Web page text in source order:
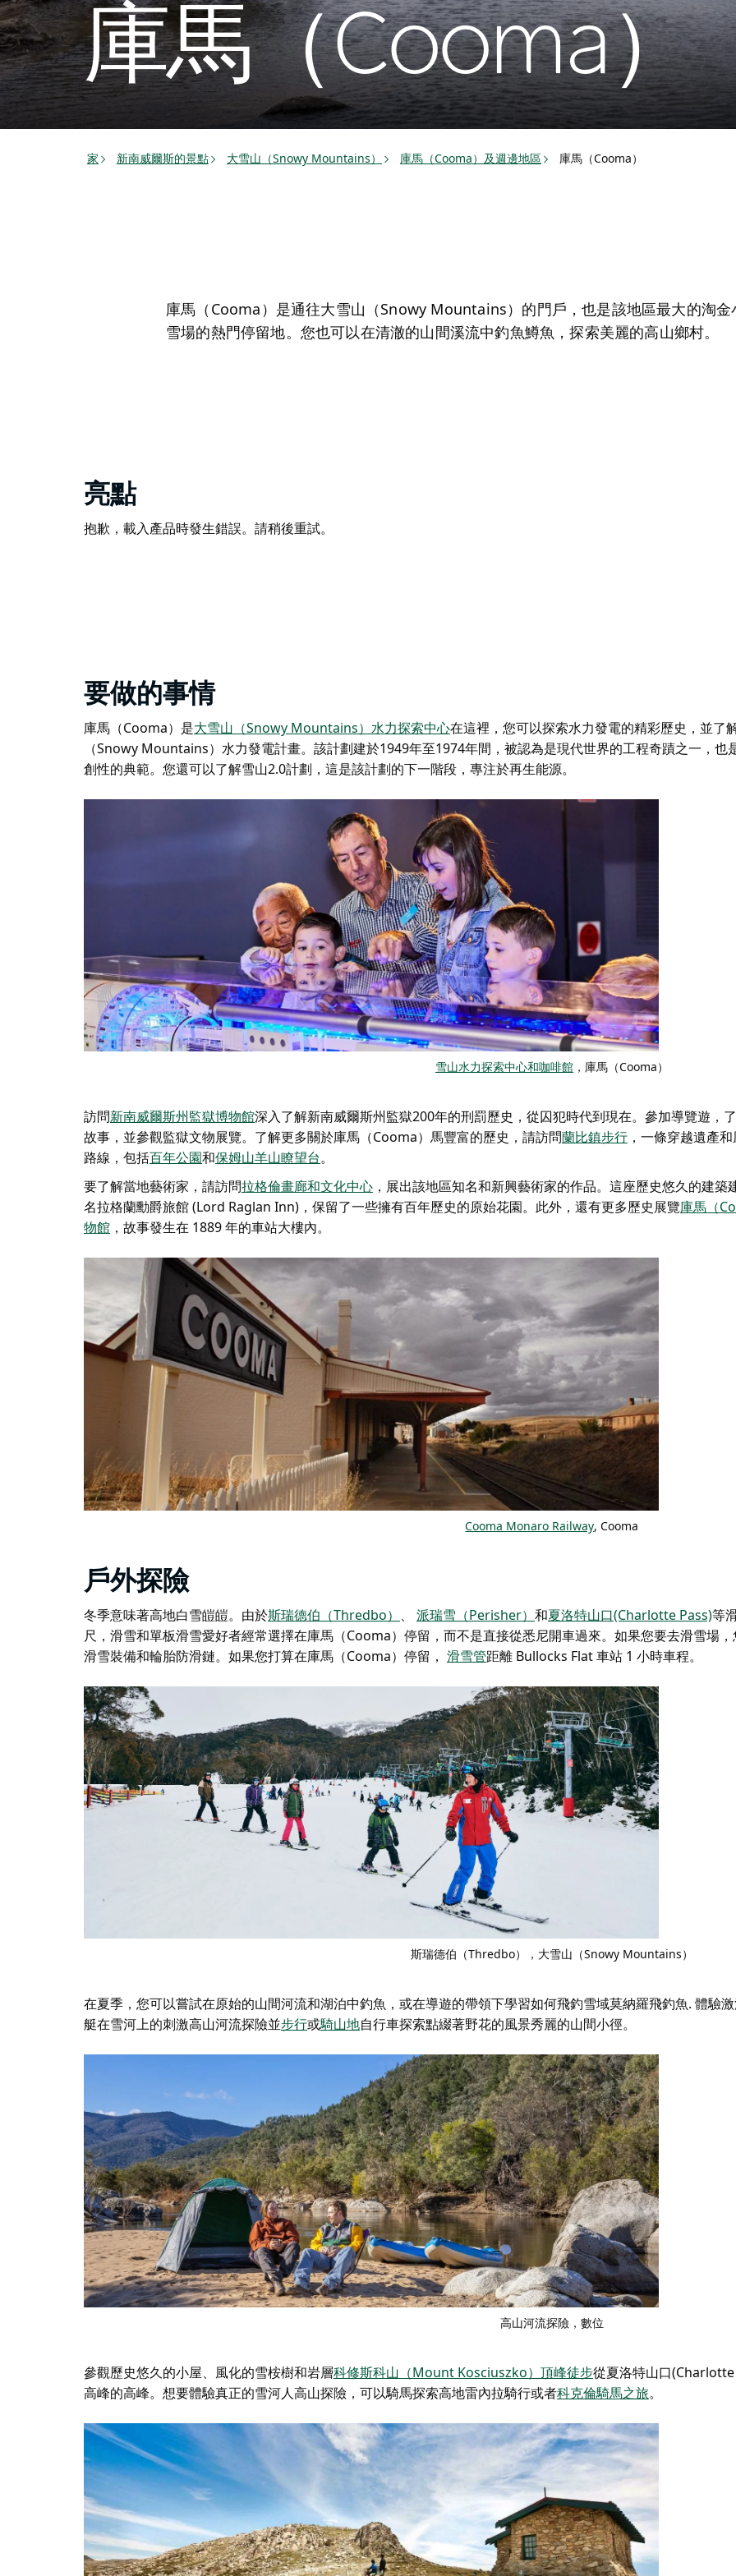
庫馬（Cooma）
家 新南威爾斯的景點 大雪山（Snowy Mountains） 庫馬（Cooma）及週邊地區 庫馬（Cooma）
庫馬（Cooma）是通往大雪山（Snowy Mountains）的門戶，也是該地區最大的淘
雪場的熱門停留地。您也可以在清澈的山間溪流中釣魚鱒魚，探索美麗的高山鄉村。
亮點
抱歉，載入產品時發生錯誤。請稍後重試。
要做的事情
庫馬（Cooma）是大雪山（Snowy Mountains）水力探索中心在這裡，您可以探索水力發電的精彩歷史，並了
（Snowy Mountains）水力發電計畫。該計劃建於1949年至1974年間，被認為是現代世界的工程奇蹟之一，也
創性的典範。您還可以了解雪山2.0計劃，這是該計劃的下一階段，專注於再生能源。
雪山水力探索中心和咖啡館，庫馬（Cooma）
訪問新南威爾斯州監獄博物館深入了解新南威爾斯州監獄200年的刑罰歷史，從囚犯時代到現在。參加導覽遊，
故事，並參觀監獄文物展覽。了解更多關於庫馬（Cooma）馬豐富的歷史，請訪問蘭比鎮步行 ，一條穿越遺產
路線，包括百年公園和保姆山羊山瞭望台。
要了解當地藝術家，請訪問拉格倫畫廊和文化中心 ，展出該地區知名和新興藝術家的作品。這座歷史悠久的建築
名拉格蘭勳爵旅館 (Lord Raglan Inn)，保留了一些擁有百年歷史的原始花園。此外，還有更多歷史展覽庫馬（
物館 ，故事發生在 1889 年的車站大樓內。
Cooma Monaro Railway, Cooma
戶外探險
冬季意味著高地白雪皚皚。由於斯瑞德伯（Thredbo） 、 派瑞雪（Perisher） 和夏洛特山口(Charlotte Pass)等
尺，滑雪和單板滑雪愛好者經常選擇在庫馬（Cooma）停留，而不是直接從悉尼開車過來。如果您要去滑雪場
滑雪裝備和輪胎防滑鏈。如果您打算在庫馬（Cooma）停留， 滑雪管距離 Bullocks Flat 車站 1 小時車程。
斯瑞德伯（Thredbo），大雪山（Snowy Mountains）
在夏季，您可以嘗試在原始的山間河流和湖泊中釣魚，或在導遊的帶領下學習如何飛釣雪域莫納羅飛釣魚. 體驗
艇在雪河上的刺激高山河流探險並步行或騎山地自行車探索點綴著野花的風景秀麗的山間小徑。
高山河流探險，數位
參觀歷史悠久的小屋、風化的雪桉樹和岩層科修斯科山（Mount Kosciuszko）頂峰徒步從夏洛特山口
高峰的高峰。想要體驗真正的雪河人高山探險，可以騎馬探索高地雷內拉騎行或者科克倫騎馬之旅。